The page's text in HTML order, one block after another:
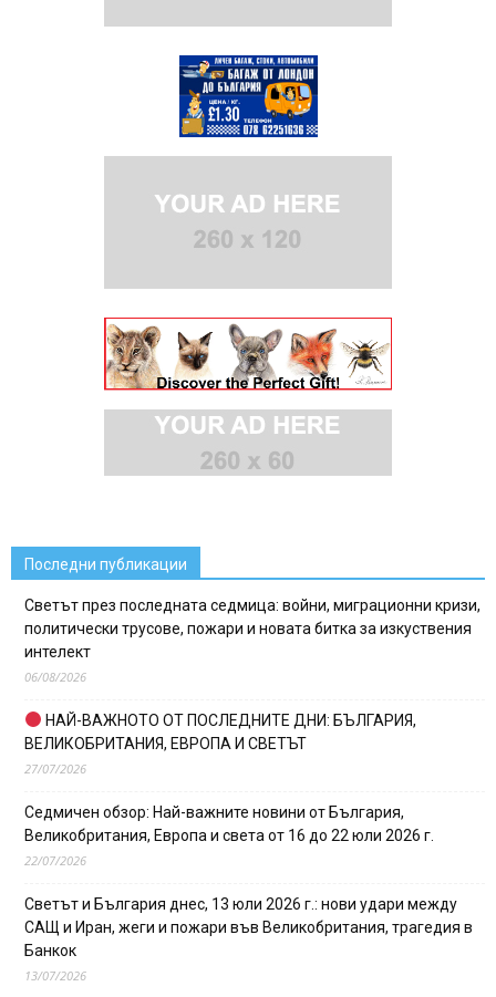
Последни публикации
Светът през последната седмица: войни, миграционни кризи,
политически трусове, пожари и новата битка за изкуствения
интелект
06/08/2026
НАЙ-ВАЖНОТО ОТ ПОСЛЕДНИТЕ ДНИ: БЪЛГАРИЯ,
ВЕЛИКОБРИТАНИЯ, ЕВРОПА И СВЕТЪТ
27/07/2026
Седмичен обзор: Най-важните новини от България,
Великобритания, Европа и света от 16 до 22 юли 2026 г.
22/07/2026
Светът и България днес, 13 юли 2026 г.: нови удари между
САЩ и Иран, жеги и пожари във Великобритания, трагедия в
Банкок
13/07/2026